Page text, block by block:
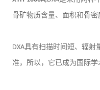
骨矿物质含量、面积和骨密
DXA具有扫描时间短、辐射
准，所以，它已成为 国际